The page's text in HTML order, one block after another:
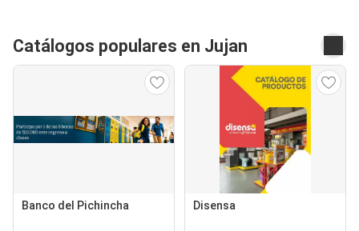
Catálogos populares en Jujan
Banco del Pichincha Disensa